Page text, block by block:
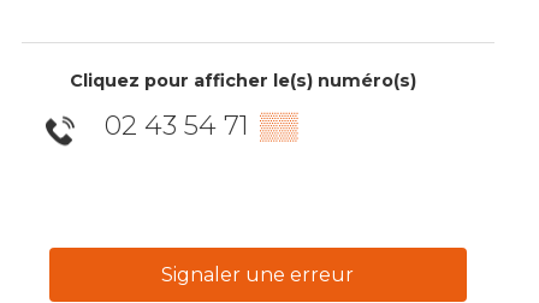
Cliquez pour afficher le(s) numéro(s)
02 43 54 71 ▒▒
Signaler une erreur